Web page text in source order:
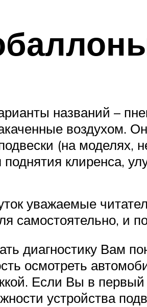
названий –
воздухом.
(на моделях,
клиренса,
уважаемые
самостоятельно, и
диагностику Вам
осмотреть
Если Вы в первый
устройства